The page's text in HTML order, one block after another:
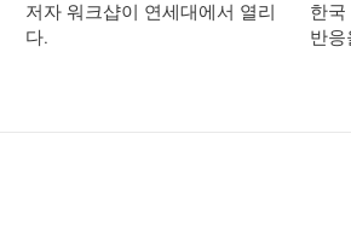
저자 워크샵이 연세대에서 열리
다.
한국
반응